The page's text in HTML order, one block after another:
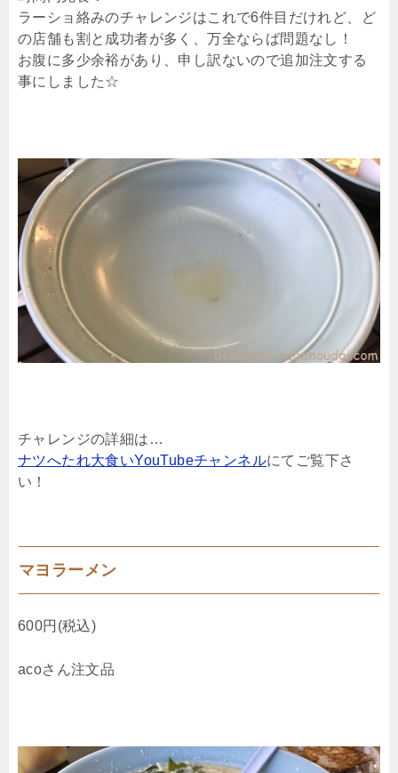
ラーショ絡みのチャレンジはこれで6件目だけれど、ど
の店舗も割と成功者が多く、万全ならば問題なし！
お腹に多少余裕があり、申し訳ないので追加注文する
事にしました☆
チャレンジの詳細は…
ナツへたれ大食いYouTubeチャンネルにてご覧下さ
い！
マヨラーメン
600円(税込)
acoさん注文品